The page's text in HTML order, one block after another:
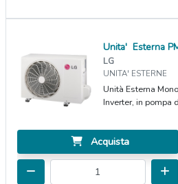
Unita' Esterna
LG
UNITA' ESTERNE
Unità Esterna
Inverter, in pompa
Acquista